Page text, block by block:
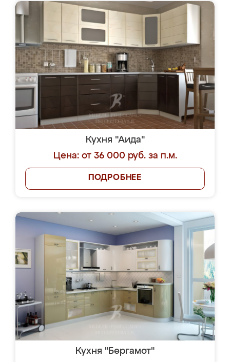
Кухня "Аида"
Цена: от 36 000 руб. за п.м.
ПОДРОБНЕЕ
Кухня "Бергамот"